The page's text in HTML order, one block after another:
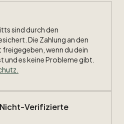
sind durch den
Die Zahlung an den
wenn du dein
und es keine Probleme gibt.
Verifizierte